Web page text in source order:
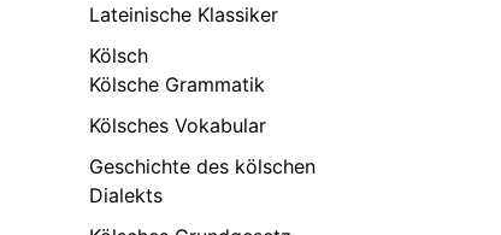
Lateinische Klassiker
Kölsch
Kölsche Grammatik
Kölsches Vokabular
Geschichte des kölschen
Dialekts